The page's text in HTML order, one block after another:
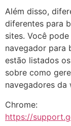
Além disso,
diferentes para
sites. Você
navegador para
estão listados
sobre como
navegadores da
Chrome:
https://